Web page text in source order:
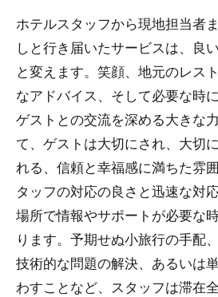
ホテルスタッフから現地担当者
しと行き届いたサービスは、良
と変えます。笑顔、地元のレス
なアドバイス、そして必要な時
ゲストとの交流を深める大きな
て、ゲストは大切にされ、大切
れる、信頼と幸福感に満ちた雰
タッフの対応の良さと迅速な対
場所で情報やサポートが必要な
ります。予期せぬ小旅行の手配
技術的な問題の解決、あるいは
わすことなど、スタッフは滞在